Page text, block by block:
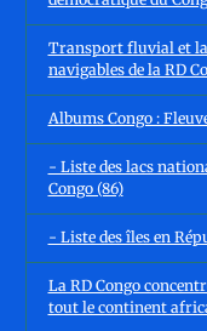
Transport fluvial et
navigables de la RD
Albums Congo :
- Liste des lacs
Congo (86)
- Liste des îles en
La RD Congo
tout le continent